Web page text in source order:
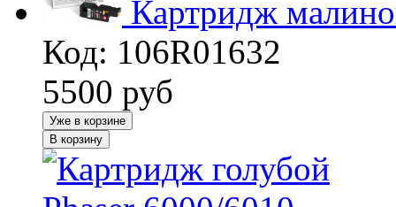
Картридж
Код: 106R01632
5500 руб
Уже в корзине
В корзину